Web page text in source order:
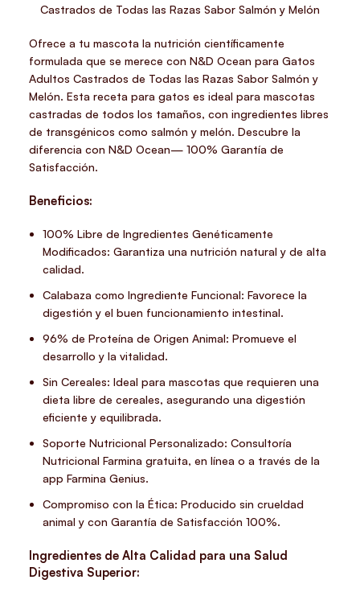
Castrados de Todas las Razas Sabor Salmón y Melón
Ofrece a tu mascota la nutrición científicamente
formulada que se merece con N&D Ocean para Gatos
Adultos Castrados de Todas las Razas Sabor Salmón y
Melón. Esta receta para gatos es ideal para mascotas
castradas de todos los tamaños, con ingredientes libres
de transgénicos como salmón y melón. Descubre la
diferencia con N&D Ocean— 100% Garantía de
Satisfacción.
Beneficios:
100% Libre de Ingredientes Genéticamente
Modificados: Garantiza una nutrición natural y de alta
calidad.
Calabaza como Ingrediente Funcional: Favorece la
digestión y el buen funcionamiento intestinal.
96% de Proteína de Origen Animal: Promueve el
desarrollo y la vitalidad.
Sin Cereales: Ideal para mascotas que requieren una
dieta libre de cereales, asegurando una digestión
eficiente y equilibrada.
Soporte Nutricional Personalizado: Consultoría
Nutricional Farmina gratuita, en línea o a través de la
app Farmina Genius.
Compromiso con la Ética: Producido sin crueldad
animal y con Garantía de Satisfacción 100%.
Ingredientes de Alta Calidad para una Salud
Digestiva Superior: